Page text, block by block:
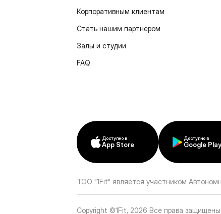
Корпоративным клиентам
Стать нашим партнером
Залы и студии
FAQ
Доступно в
App Store
Доступно в
Google Play
ТОО "1Fit" является участником
Copyright ©1Fit, 2026 Все права защищены